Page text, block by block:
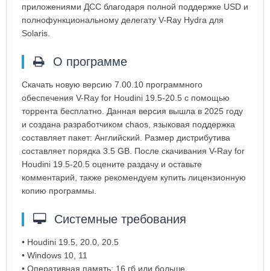
приложениями ДСС благодаря полной поддержке USD и
полнофункциональному делегату V-Ray Hydra для
Solaris.
О программе
Скачать новую версию 7.00.10 программного
обеспечения V-Ray for Houdini 19.5-20.5 с помощью
торрента бесплатно. Данная версия вышла в 2025 году
и создана разработчиком chaos, языковая поддержка
составляет пакет: Английский. Размер дистрибутива
составляет порядка 3.5 GB. После скачивания V-Ray for
Houdini 19.5-20.5 оцените раздачу и оставьте
комментарий, также рекомендуем купить лицензионную
копию программы.
Системные требования
• Houdini 19.5, 20.0, 20.5
• Windows 10, 11
• Оперативная память: 16 гб или больше